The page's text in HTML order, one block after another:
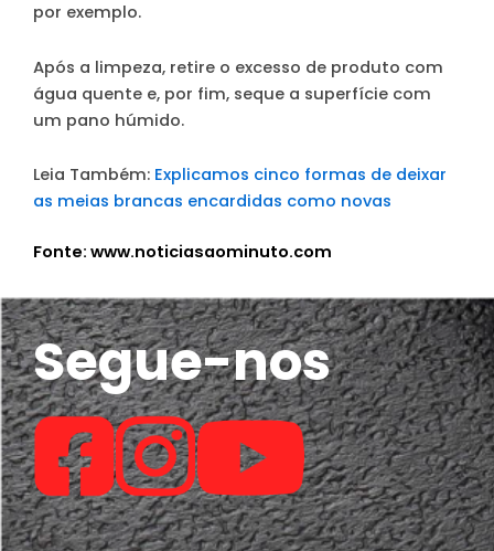
por exemplo.
Após a limpeza, retire o excesso de produto com
água quente e, por fim, seque a superfície com
um pano húmido.
Leia Também: Explicamos cinco formas de deixar
as meias brancas encardidas como novas
Fonte: www.noticiasaominuto.com
Segue-nos